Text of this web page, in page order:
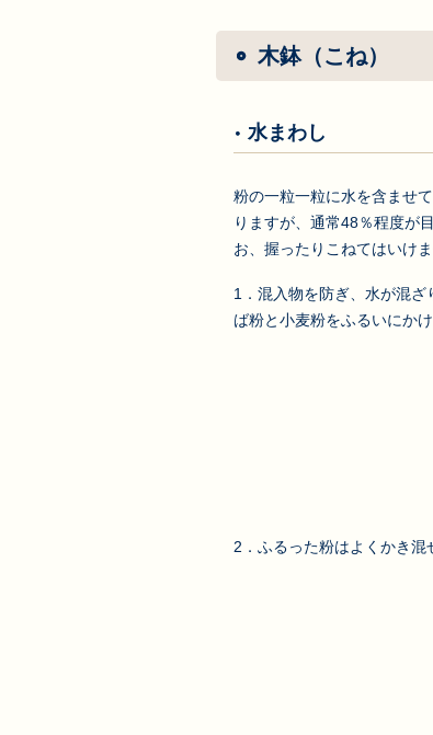
木鉢（こね）
水まわし
粉の一粒一粒に水を含ませ
りますが、通常48％程度が
お、握ったりこねてはいけま
1．混入物を防ぎ、水が混ざ
ば粉と小麦粉をふるいにかけ
2．ふるった粉はよくかき混